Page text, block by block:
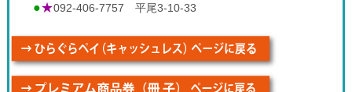
●★092-406-7757 平尾3-10-33